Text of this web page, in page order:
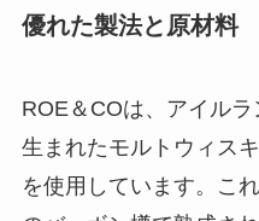
優れた製法と原材料
ROE＆COは、アイル
生まれたモルトウィス
を使用しています。こ